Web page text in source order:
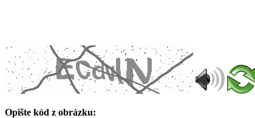
Opište kód z obrázku: